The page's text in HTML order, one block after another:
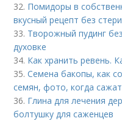
32. Помидоры в
вкусный рецепт без
33. Творожный пудинг
духовке
34. Как хранить ревень.
35.Семена бакопы, как
семян, фото, когда
36. Глина для лечения
болтушку для саженцев